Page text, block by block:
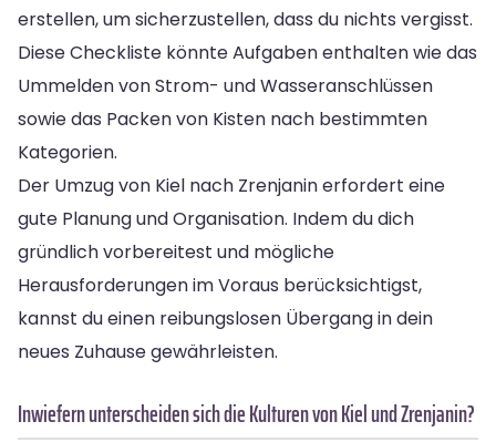
erstellen, um sicherzustellen, dass du nichts vergisst.
Diese Checkliste könnte Aufgaben enthalten wie das
Ummelden von Strom- und Wasseranschlüssen
sowie das Packen von Kisten nach bestimmten
Kategorien.
Der Umzug von Kiel nach Zrenjanin erfordert eine
gute Planung und Organisation. Indem du dich
gründlich vorbereitest und mögliche
Herausforderungen im Voraus berücksichtigst,
kannst du einen reibungslosen Übergang in dein
neues Zuhause gewährleisten.
Inwiefern unterscheiden sich die Kulturen von Kiel und Zrenjanin?